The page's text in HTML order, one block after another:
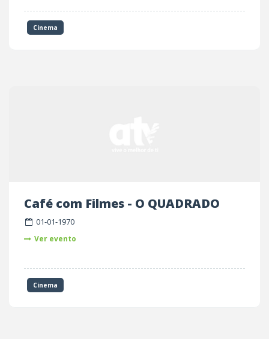
Cinema
Café com Filmes - O QUADRADO
01-01-1970
Ver evento
Cinema